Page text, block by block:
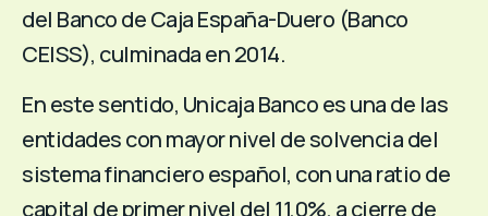
del Banco de Caja España-Duero (Banco
CEISS), culminada en 2014.
En este sentido, Unicaja Banco es una de las
entidades con mayor nivel de solvencia del
sistema financiero español, con una ratio de
capital de primer nivel del 11,0%, a cierre de